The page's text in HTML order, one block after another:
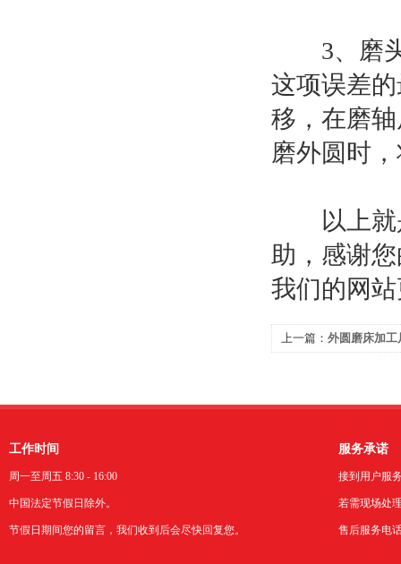
3、磨头
这项误差
移，在磨
磨外圆时
以上就是
助，感谢
我们的网
上一篇： 外圆磨床加工
工作时间
周一至周五 8:30 - 16:00
中国法定节假日除外。
节假日期间您的留言，我们收到后会尽快回复您。
服务承诺
接到用户服
若需现场处
售后服务电